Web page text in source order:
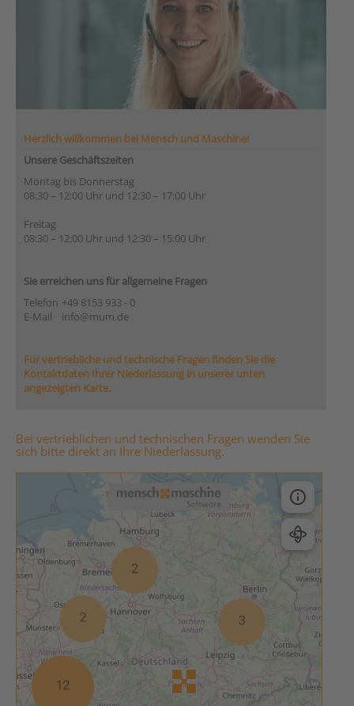
Herzlich willkommen bei Mensch und Maschine!
Unsere Geschäftszeiten
Montag bis Donnerstag
08:30 – 12:00 Uhr und 12:30 – 17:00 Uhr
Freitag
08:30 – 12:00 Uhr und 12:30 – 15:00 Uhr
Sie erreichen uns für allgemeine Fragen
Telefon +49 8153 933 - 0
E-Mail
info@mum.de
Für vertriebliche und technische Fragen finden Sie die
Kontaktdaten Ihrer Niederlassung in unserer unten
angezeigten Karte.
Bei vertrieblichen und technischen Fragen wenden Sie
sich bitte direkt an Ihre Niederlassung.